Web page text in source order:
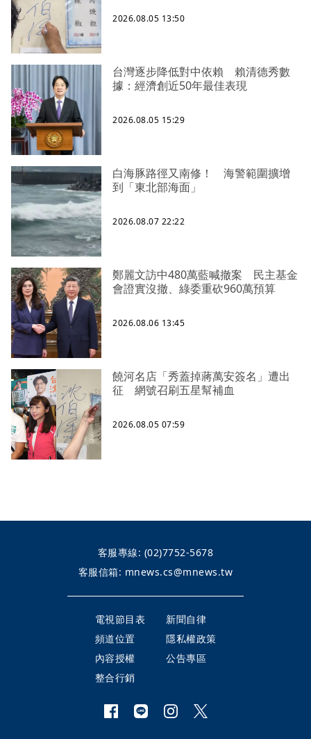
2026.08.05 13:50
台灣逐步降低對中依賴 賴清德秀數
據：經濟創近50年最佳表現
2026.08.05 15:29
白海豚路徑又南修！ 海警範圍擴增
到「東北部海面」
2026.08.07 22:22
鄭麗文訪中480萬藍喊撤案 民主基金
會證實沒撤、綠委重砍960萬預算
2026.08.06 13:45
饒河名店「秀蓋掉蔣萬安簽名」遭出
征 網號召刷五星幫補血
2026.08.05 07:59
客服專線: (02)7752-5678
客服信箱: mnews.cs@mnews.tw
電視節目表
新聞自律
頻道位置
隱私權政策
內容授權
公告專區
整合行銷